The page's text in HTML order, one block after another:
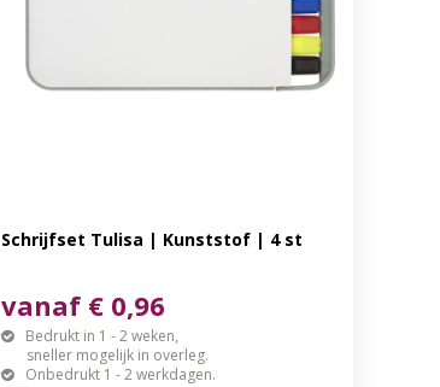
Schrijfset Tulisa | Kunststof | 4 st
vanaf € 0,96
Bedrukt in 1 - 2 weken,
sneller mogelijk in overleg.
Onbedrukt 1 - 2 werkdagen.